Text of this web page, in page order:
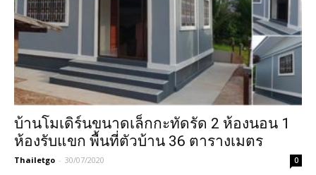
บ้านโมเดิร์นขนาดเล็กกะทัดรัด 2 ห้องนอน 1
ห้องรับแขก พื้นที่ตัวบ้าน 36 ตารางเมตร
Thailetgo - 30/07/2020 0